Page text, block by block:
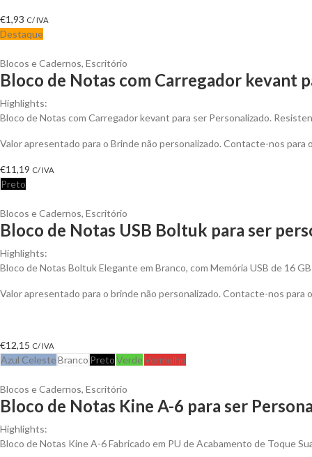
€1,93 C/ IVA
Destaque
Blocos e Cadernos, Escritório
Bloco de Notas com Carregador kevant
Highlights:
Bloco de Notas com Carregador kevant para ser Personalizado.
Valor apresentado para o Brinde não personalizado. Contacte-nos
€11,19 C/ IVA
Preto
Blocos e Cadernos, Escritório
Bloco de Notas USB Boltuk para ser
Highlights:
Bloco de Notas Boltuk Elegante em Branco, com Memória USB de 16 GB
Valor apresentado para o brinde não personalizado. Contacte-nos
€12,15 C/ IVA
Azul CelesteBranco PretoVerdeVermelho
Blocos e Cadernos, Escritório
Bloco de Notas Kine A-6 para ser
Highlights:
Bloco de Notas Kine A-6 Fabricado em PU de Acabamento de Toque